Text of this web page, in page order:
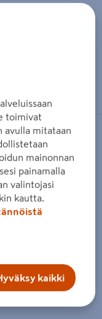
110 S
kylpyhuoneen
240 cm. PEFC.
toimivat
avulla mitataan
mainonnan
painamalla
valintojasi
kautta.
kaikki